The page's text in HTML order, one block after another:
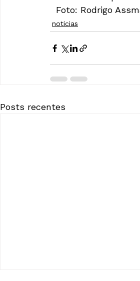
Foto: Rodrigo
noticias
Posts recentes